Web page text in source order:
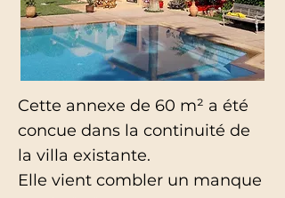
Cette annexe de 60 m² a été
concue dans la continuité de
la villa existante.
Elle vient combler un manque